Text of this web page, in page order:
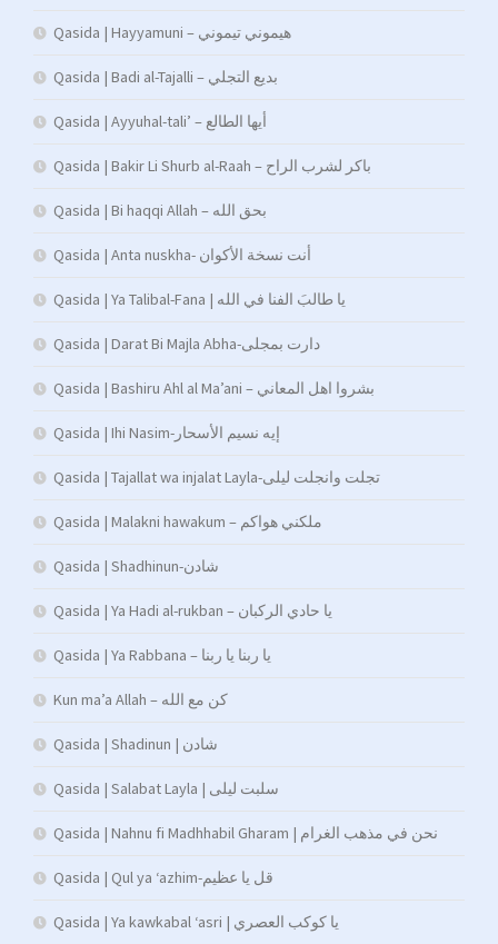
Qasida | Hayyamuni – هيموني تيموني
Qasida | Badi al-Tajalli – بديع التجلي
Qasida | Ayyuhal-tali’ – أيها الطالع
Qasida | Bakir Li Shurb al-Raah – باكر لشرب الراح
Qasida | Bi haqqi Allah – بحق الله
Qasida | Anta nuskha- أنت نسخة الأكوان
Qasida | Ya Talibal-Fana | يا طالبَ الفنا في الله
Qasida | Darat Bi Majla Abha-دارت بمجلى
Qasida | Bashiru Ahl al Ma’ani – بشروا اهل المعاني
Qasida | Ihi Nasim-إيه نسيم الأسحار
Qasida | Tajallat wa injalat Layla-تجلت وانجلت ليلى
Qasida | Malakni hawakum – ملكني هواكم
Qasida | Shadhinun-شادن
Qasida | Ya Hadi al-rukban – يا حادي الركبان
Qasida | Ya Rabbana – يا ربنا يا ربنا
Kun ma’a Allah – كن مع الله
Qasida | Shadinun | شادن
Qasida | Salabat Layla | سلبت ليلى
Qasida | Nahnu fi Madhhabil Gharam | نحن في مذهب الغرام
Qasida | Qul ya ‘azhim-قل يا عظيم
Qasida | Ya kawkabal ‘asri | يا كوكب العصري